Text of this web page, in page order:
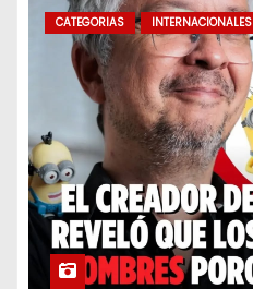
CATEGORIAS INTERNACIONALES